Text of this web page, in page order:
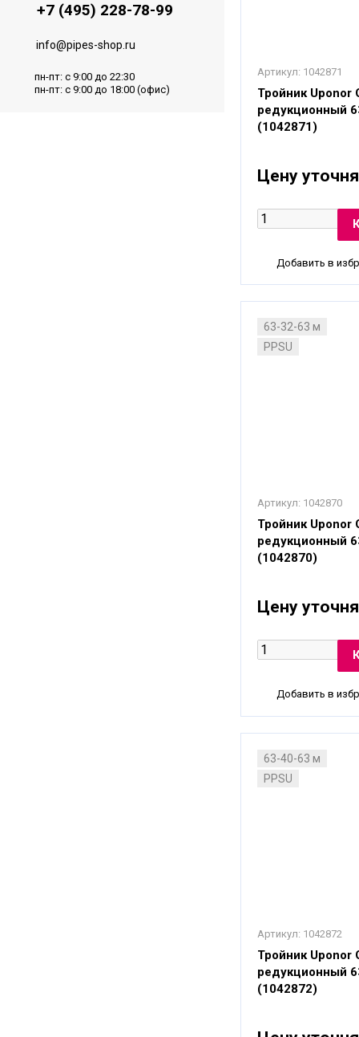
+7 (495) 228-78-99
info@pipes-shop.ru
пн-пт: с 9:00 до 22:30
пн-пт: с 9:00 до 18:00 (офис)
Артикул: 1042871
Тройник Uponor
редукционный
(1042871)
Цену
Добавить в
63-32-63 м
PPSU
Артикул: 1042870
Тройник Uponor
редукционный
(1042870)
Цену
Добавить в
63-40-63 м
PPSU
Артикул: 1042872
Тройник Uponor
редукционный
(1042872)